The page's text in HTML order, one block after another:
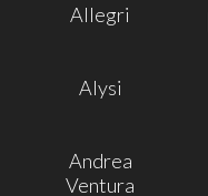
Allegri
Alysi
Andrea
Ventura